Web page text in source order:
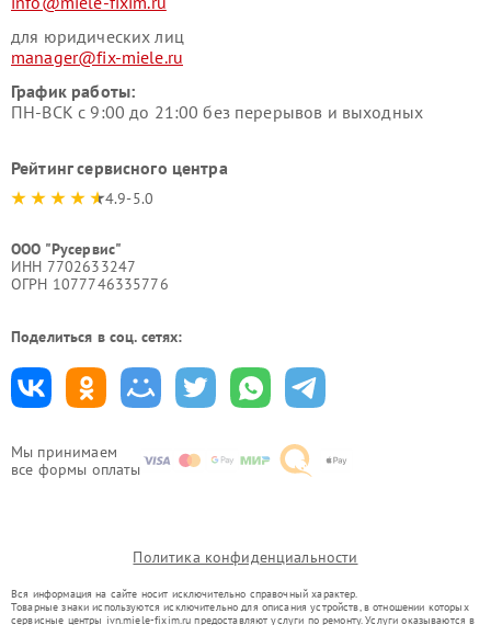
Мы принимаем
все формы оплаты
для юридических лиц
manager@fix-miele.ru
График работы:
ПН-ВСК с 9:00 до 21:00 без перерывов и выходных
Рейтинг сервисного центра
4.9-5.0
ООО "Русервис"
ИНН 7702633247
ОГРН 1077746335776
Поделиться в соц. сетях:
Политика конфиденциальности
Вся информация на сайте носит исключительно справочный характер.
Товарные знаки используются исключительно для описания устройств, в отношении которых
сервисные центры ivn.miele-fixim.ru предоставляют услуги по ремонту. Услуги оказываются в